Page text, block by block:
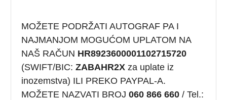
MOŽETE PODRŽATI AUTOGRAF PA I
NAJMANJOM MOGUĆOM UPLATOM NA
NAŠ RAČUN HR8923600001102715720
(SWIFT/BIC: ZABAHR2X za uplate iz
inozemstva) ILI PREKO PAYPAL-A.
MOŽETE NAZVATI BROJ060 866 660 / Tel.: